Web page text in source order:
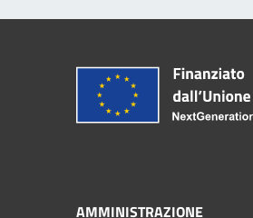
AMMINISTRAZIONE